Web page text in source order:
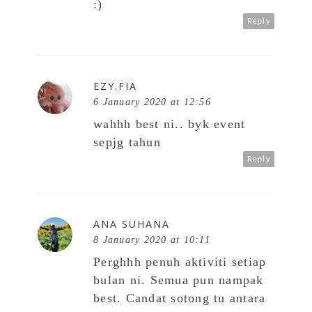
:)
Reply
EZY.FIA
6 January 2020 at 12:56
wahhh best ni.. byk event
sepjg tahun
Reply
ANA SUHANA
8 January 2020 at 10:11
Perghhh penuh aktiviti setiap
bulan ni. Semua pun nampak
best. Candat sotong tu antara